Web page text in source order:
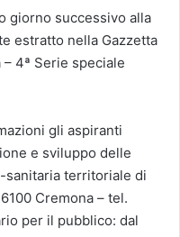
giorno successivo alla
estratto nella Gazzetta
4ª Serie speciale
gli aspiranti
e sviluppo delle
sanitaria territoriale di
Cremona – tel.
per il pubblico: dal